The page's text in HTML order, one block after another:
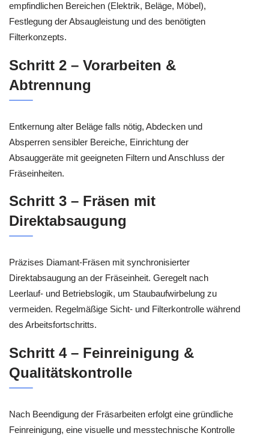
empfindlichen Bereichen (Elektrik, Beläge, Möbel),
Festlegung der Absaugleistung und des benötigten
Filterkonzepts.
Schritt 2 – Vorarbeiten &
Abtrennung
Entkernung alter Beläge falls nötig, Abdecken und
Absperren sensibler Bereiche, Einrichtung der
Absauggeräte mit geeigneten Filtern und Anschluss der
Fräseinheiten.
Schritt 3 – Fräsen mit
Direktabsaugung
Präzises Diamant-Fräsen mit synchronisierter
Direktabsaugung an der Fräseinheit. Geregelt nach
Leerlauf- und Betriebslogik, um Staubaufwirbelung zu
vermeiden. Regelmäßige Sicht- und Filterkontrolle während
des Arbeitsfortschritts.
Schritt 4 – Feinreinigung &
Qualitätskontrolle
Nach Beendigung der Fräsarbeiten erfolgt eine gründliche
Feinreinigung, eine visuelle und messtechnische Kontrolle